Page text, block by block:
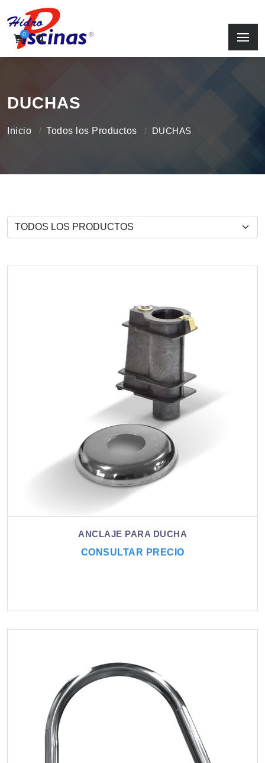
0
DUCHAS
Inicio Todos los Productos DUCHAS
ANCLAJE PARA DUCHA
CONSULTAR PRECIO